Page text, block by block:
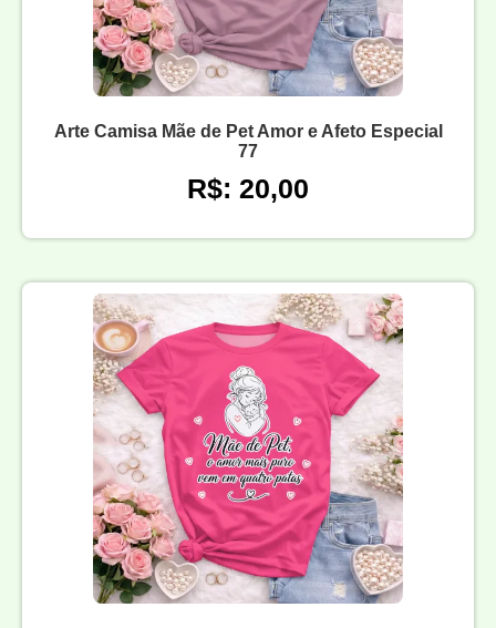
Arte Camisa Mãe de Pet Amor e Afeto Especial
77
R$: 20,00